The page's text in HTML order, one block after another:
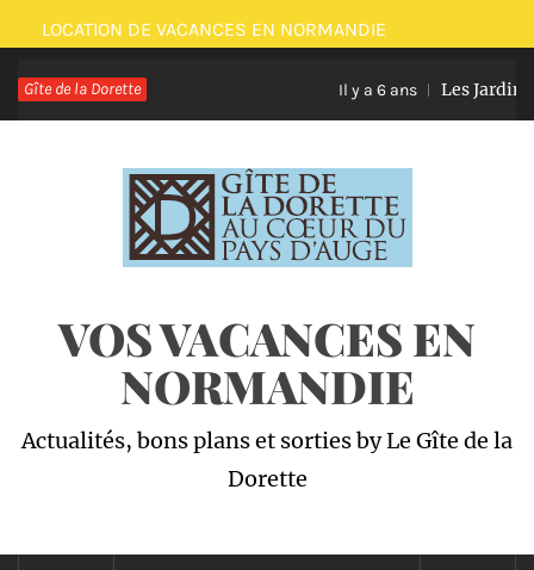
Passer
au
contenu
LOCATION DE VACANCES EN NORMANDIE
Gîte de la Dorette Il y a 6 ans Les Jardins
VOS VACANCES EN
NORMANDIE
Actualités, bons plans et sorties by Le Gîte de la
Dorette